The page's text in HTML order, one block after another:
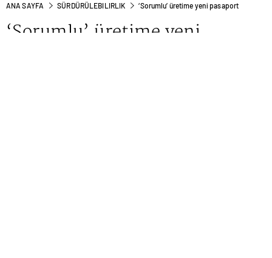
ANA SAYFA SÜRDÜRÜLEBILIRLIK ‘Sorumlu’ üretime yeni pasaport
‘Sorumlu’ üretime yeni